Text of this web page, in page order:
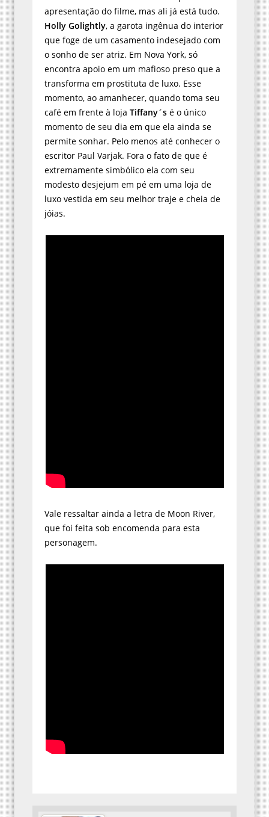
apresentação do filme, mas ali já está tudo.
Holly Golightly, a garota ingênua do interior
que foge de um casamento indesejado com
o sonho de ser atriz. Em Nova York, só
encontra apoio em um mafioso preso que a
transforma em prostituta de luxo. Esse
momento, ao amanhecer, quando toma seu
café em frente à loja Tiffany´s é o único
momento de seu dia em que ela ainda se
permite sonhar. Pelo menos até conhecer o
escritor Paul Varjak. Fora o fato de que é
extremamente simbólico ela com seu
modesto desjejum em pé em uma loja de
luxo vestida em seu melhor traje e cheia de
jóias.
Vale ressaltar ainda a letra de Moon River,
que foi feita sob encomenda para esta
personagem.